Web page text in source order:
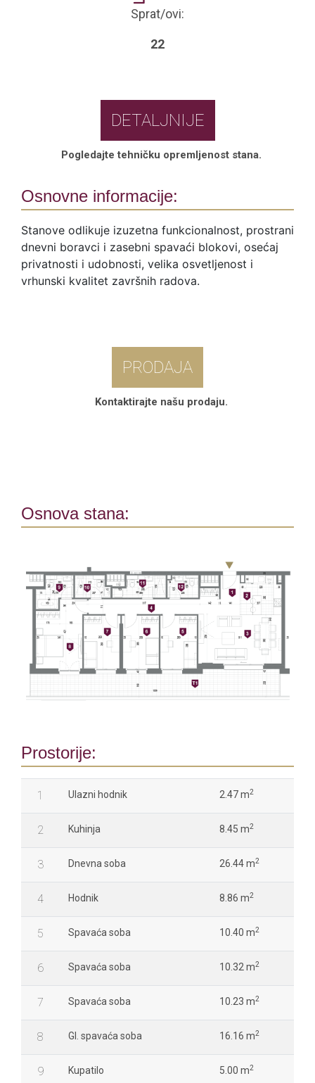
Sprat/ovi:
22
DETALJNIJE
Pogledajte tehničku opremljenost stana.
Osnovne informacije:
Stanove odlikuje izuzetna funkcionalnost, prostrani
dnevni boravci i zasebni spavaći blokovi, osećaj
privatnosti i udobnosti, velika osvetljenost i
vrhunski kvalitet završnih radova.
PRODAJA
Kontaktirajte našu prodaju.
Osnova stana:
Prostorije:
1 Ulazni hodnik 2.47 m2
2 Kuhinja 8.45 m2
3 Dnevna soba 26.44 m2
4 Hodnik 8.86 m2
5 Spavaća soba 10.40 m2
6 Spavaća soba 10.32 m2
7 Spavaća soba 10.23 m2
8 Gl. spavaća soba 16.16 m2
9 Kupatilo 5.00 m2